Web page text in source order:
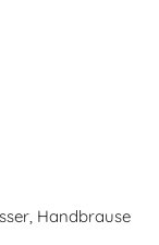
Handbrause